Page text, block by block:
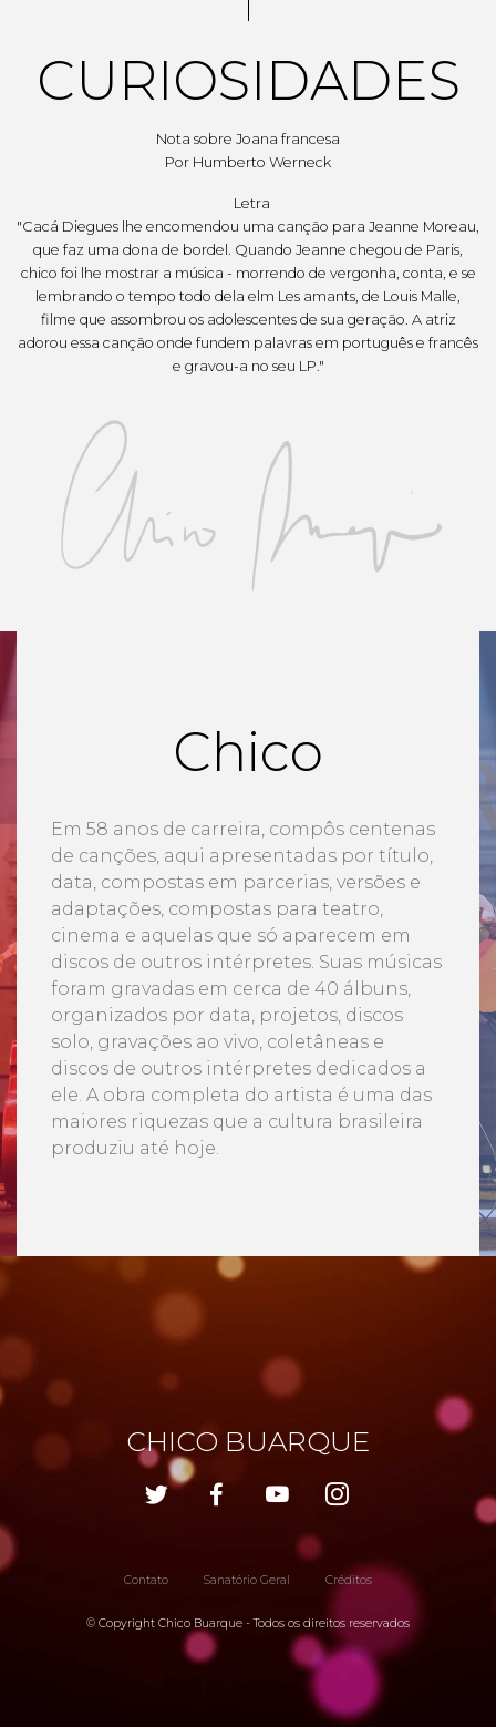
CURIOSIDADES
Nota sobre Joana francesa
Por Humberto Werneck
Letra
"Cacá Diegues lhe encomendou uma canção para Jeanne Moreau,
que faz uma dona de bordel. Quando Jeanne chegou de Paris,
chico foi lhe mostrar a música - morrendo de vergonha, conta, e se
lembrando o tempo todo dela elm Les amants, de Louis Malle,
filme que assombrou os adolescentes de sua geração. A atriz
adorou essa canção onde fundem palavras em português e francês
e gravou-a no seu LP."
Chico
Em 58 anos de carreira, compôs centenas
de canções, aqui apresentadas por título,
data, compostas em parcerias, versões e
adaptações, compostas para teatro,
cinema e aquelas que só aparecem em
discos de outros intérpretes. Suas músicas
foram gravadas em cerca de 40 álbuns,
organizados por data, projetos, discos
solo, gravações ao vivo, coletâneas e
discos de outros intérpretes dedicados a
ele. A obra completa do artista é uma das
maiores riquezas que a cultura brasileira
produziu até hoje.
CHICO BUARQUE
Contato Sanatório Geral Créditos
© Copyright Chico Buarque - Todos os direitos reservados